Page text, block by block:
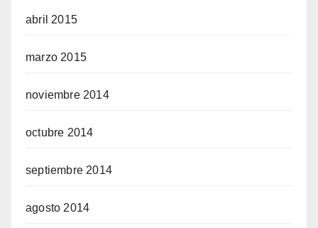
abril 2015
marzo 2015
noviembre 2014
octubre 2014
septiembre 2014
agosto 2014